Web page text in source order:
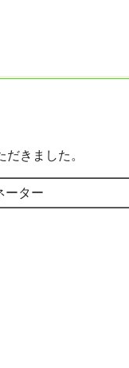
きました。
ーター